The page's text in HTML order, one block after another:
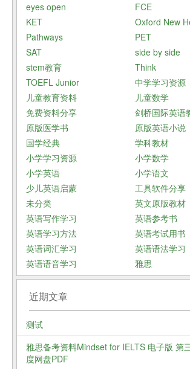
eyes open
FCE
KET
Oxford New
Pathways
PET
SAT
side by side
stem教育
Think
TOEFL Junior
中学学习资源
儿童教育资料
儿童数学
免费资料分享
剑桥国际英语
原版医学书
原版英语小说
国学经典
学科教材
小学学习资源
小学数学
小学英语
小学语文
少儿英语启蒙
工具软件分享
未分类
英文原版教材
英语写作学习
英语参考书
英语学习方法
英语考试用书
英语词汇学习
英语语法学习
英语语音学习
雅思
近期文章
测试
雅思备考资料Mindset for IELTS 电子版 第
度网盘PDF